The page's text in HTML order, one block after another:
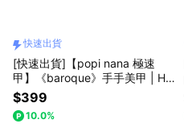
快速出貨
[快速出貨]【popi nana 極速
甲】《baroque》手手美甲 | HN
-089 (盒裝 / 每款24片)
$399
10.0%